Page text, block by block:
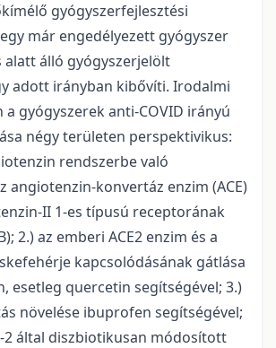
gyógyszerfejlesztési
már engedélyezett gyógyszer
alatt álló gyógyszerjelölt
adott irányban kibővíti. Irodalmi
gyógyszerek anti-COVID irányú
négy területen perspektivikus:
rendszerbe való
angiotenzin-konvertáz enzim (ACE)
II 1-es típusú receptorának
2.) az emberi ACE2 enzim és a
kapcsolódásának gátlása
esetleg quercetin segítségével; 3.)
növelése ibuprofen segítségével;
2 által diszbiotikusan módosított